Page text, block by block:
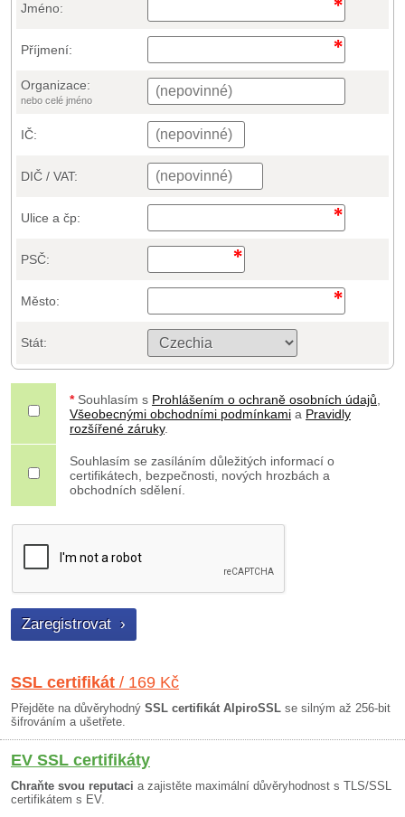
Jméno:
Příjmení:
Organizace:
nebo celé jméno
IČ:
DIČ / VAT:
Ulice a čp:
PSČ:
Město:
Stát:
* Souhlasím s Prohlášením o ochraně osobních údajů
Všeobecnými obchodními podmínkami a Pravidly
rozšířené záruky.
Souhlasím se zasíláním důležitých informací o
certifikátech, bezpečnosti, nových hrozbách a
obchodních sdělení.
SSL certifikát / 169 Kč
Přejděte na důvěryhodný SSL certifikát AlpiroSSL se silným až 256-bit
šifrováním a ušetřete.
EV SSL certifikáty
Chraňte svou reputaci a zajistěte maximální důvěryhodnost s TLS/SSL
certifikátem s EV.